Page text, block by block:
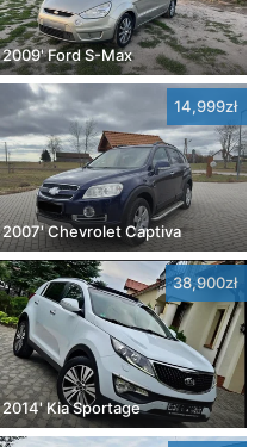
2009' Ford S-Max
14,999zł
2007' Chevrolet Captiva
38,900zł
2014' Kia Sportage